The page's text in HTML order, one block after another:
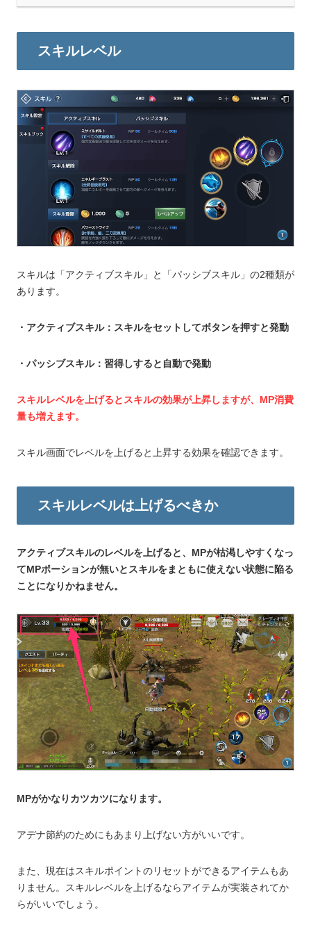
スキルレベル
スキルは「アクティブスキル」と「パッシブスキル」の2種類が
あります。
・アクティブスキル：スキルをセットしてボタンを押すと発動
・パッシブスキル：習得しすると自動で発動
スキルレベルを上げるとスキルの効果が上昇しますが、MP消費
量も増えます。
スキル画面でレベルを上げると上昇する効果を確認できます。
スキルレベルは上げるべきか
アクティブスキルのレベルを上げると、MPが枯渇しやすくなっ
てMPポーションが無いとスキルをまともに使えない状態に陥る
ことになりかねません。
MPがかなりカツカツになります。
アデナ節約のためにもあまり上げない方がいいです。
また、現在はスキルポイントのリセットができるアイテムもあ
りません。スキルレベルを上げるならアイテムが実装されてか
らがいいでしょう。